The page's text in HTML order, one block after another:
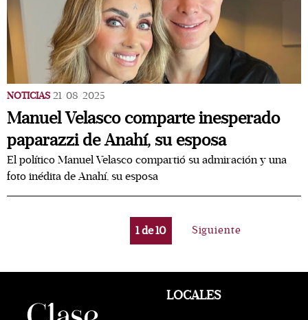
NOTICIAS 21/08/2025
Manuel Velasco comparte inesperado
paparazzi de Anahí, su esposa
El político Manuel Velasco compartió su admiración y una
foto inédita de Anahí, su esposa
1de10 Siguiente
LOCALES